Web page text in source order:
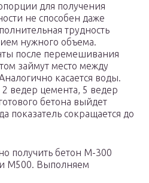
для получения
не способен даже
трудность
нужного объема.
после перемешивания
займут место между
касается воды.
ведер цемента, 5 ведер
бетона выйдет
показатель сокращается до
получить бетон М-300
М500. Выполняем